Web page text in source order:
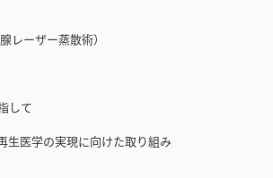
レーザー蒸散術）
して
生医学の実現に向けた取り組み